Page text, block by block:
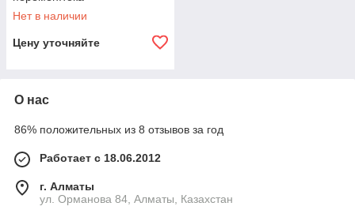
Нет в наличии
Цену уточняйте
О нас
86% положительных из 8 отзывов за год
Работает с 18.06.2012
г. Алматы
ул. Орманова 84, Алматы, Казахстан